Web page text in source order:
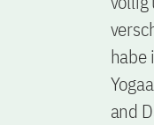
habe
and